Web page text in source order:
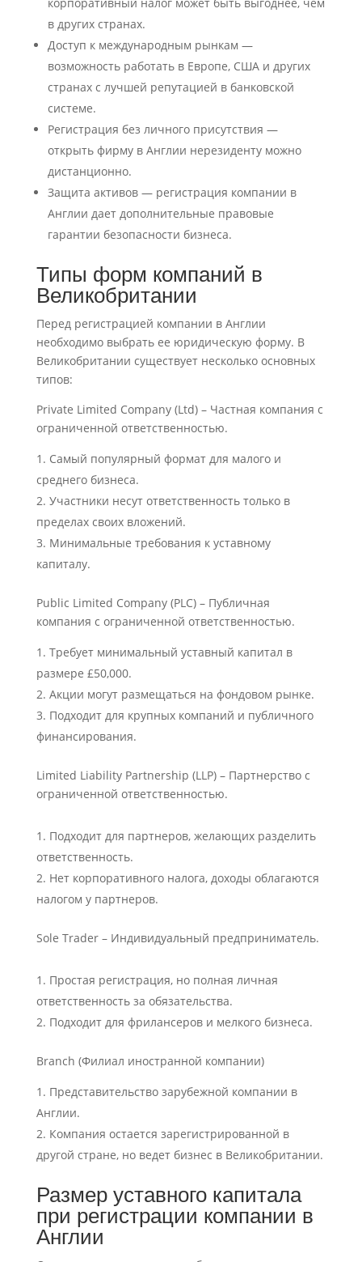
в других странах.
Доступ к международным рынкам —
возможность работать в Европе, США и других
странах с лучшей репутацией в банковской
системе.
Регистрация без личного присутствия —
открыть фирму в Англии нерезиденту можно
дистанционно.
Защита активов — регистрация компании в
Англии дает дополнительные правовые
гарантии безопасности бизнеса.
Типы форм компаний в
Великобритании
Перед регистрацией компании в Англии
необходимо выбрать ее юридическую форму. В
Великобритании существует несколько основных
типов:
Private Limited Company (Ltd) – Частная компания с
ограниченной ответственностью.
Самый популярный формат для малого и
среднего бизнеса.
Участники несут ответственность только в
пределах своих вложений.
Минимальные требования к уставному
капиталу.
Public Limited Company (PLC) – Публичная
компания с ограниченной ответственностью.
Требует минимальный уставный капитал в
размере £50,000.
Акции могут размещаться на фондовом рынке.
Подходит для крупных компаний и публичного
финансирования.
Limited Liability Partnership (LLP) – Партнерство с
ограниченной ответственностью.
Подходит для партнеров, желающих разделить
ответственность.
Нет корпоративного налога, доходы облагаются
налогом у партнеров.
Sole Trader – Индивидуальный предприниматель.
Простая регистрация, но полная личная
ответственность за обязательства.
Подходит для фрилансеров и мелкого бизнеса.
Branch (Филиал иностранной компании)
Представительство зарубежной компании в
Англии.
Компания остается зарегистрированной в
другой стране, но ведет бизнес в Великобритании.
Размер уставного капитала
при регистрации компании в
Англии